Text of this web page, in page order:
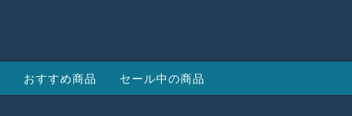
おすすめ商品 セール中の商品